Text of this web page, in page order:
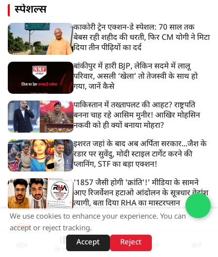
स्पेशल्स
काकोरी ट्रेन एक्शन-डे स्पेशल: 70 साल तक
बेबस रही शहीद की धरती, फिर CM योगी ने मिटा
दिया तीन पीढ़ियों का दर्द
बांकीपुर में हारी BJP, लेकिन सदमे में लालू
परिवार, असली ‘खेला’ तो तेजस्वी के साथ हो
गया, जानें कैसे
पाकिस्तान में तख्तापलट की आहट? राष्ट्रपति
बनना चाह रहे आसिम मुनीर! आखिर मोहसिन
नकवी को ही क्यों बनाया मोहरा?
इशरत जहां के बाद अब अर्पिता सरकार...जैश के
रडार पर सुवेंदु, मोदी स्टाइल टार्गेट करने की
प्लानिंग, STF का बड़ा एक्शन!
'1857 जैसी होगी 'क्रांति'!' मीडिया के सामने
आए रिजर्वेशन हटाओ आंदोलन के सूत्रधार वेदांश
त्यागी, बता दिया RHA का मास्टरप्लान
अधिक
ADVERTISEMENT
वेब स्टोरीज़
We use cookies to enhance your experience. You can
accept or reject tracking.
Accept
Reject